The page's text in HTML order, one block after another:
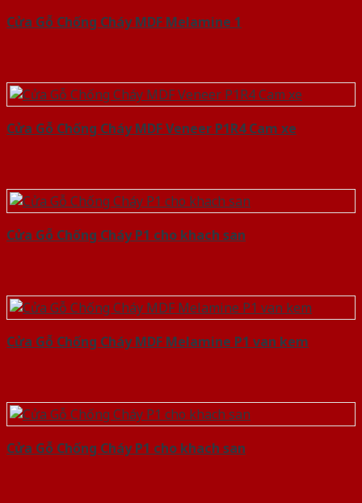
Cửa Gỗ Chống Cháy MDF Melamine 1
Cửa Gỗ Chống Cháy MDF Veneer P1R4 Cam xe
Cửa Gỗ Chống Cháy P1 cho khach san
Cửa Gỗ Chống Cháy MDF Melamine P1 van kem
Cửa Gỗ Chống Cháy P1 cho khach san